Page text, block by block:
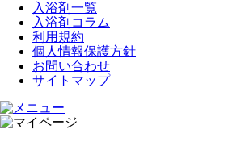
入浴剤一覧
入浴剤コラム
利用規約
個人情報保護方針
お問い合わせ
サイトマップ